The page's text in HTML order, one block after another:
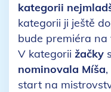
kategorii
kategorii ji ještě
bude premiéra na
V kategorii žačky
nominovala Míša
start na